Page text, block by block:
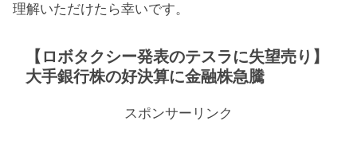
理解いただけたら幸いです。
【ロボタクシー発表のテスラに失望売り】
大手銀行株の好決算に金融株急騰
スポンサーリンク